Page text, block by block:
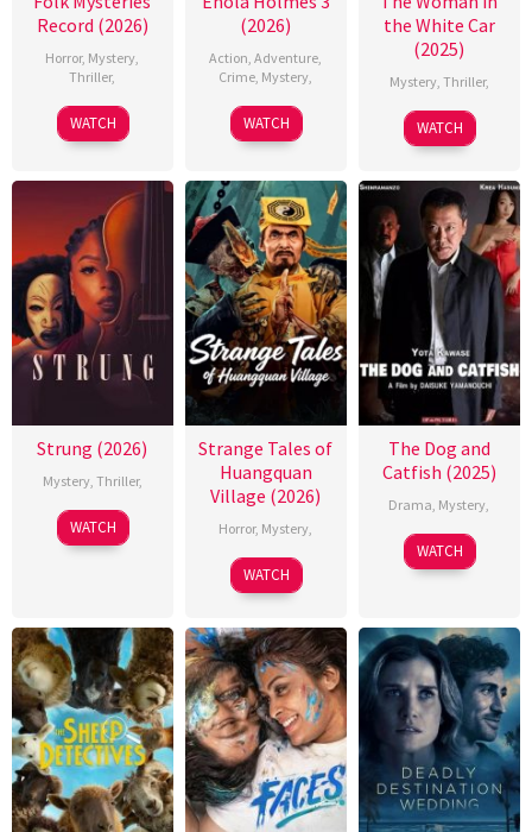
Record (2026)
Horror, Mystery
Thriller,
WATCH
(2026)
Action ,Adventure
Crime Mystery
WATCH
the White Car
(2025)
Mystery, Thriller,
WATCH
Strung (2026)
Mystery, Thriller,
WATCH
Strange Tales of
Huangquan
Village (2026)
Horror, Mystery
WATCH
The Dog and
Catfish (2025)
Drama Mystery
WATCH